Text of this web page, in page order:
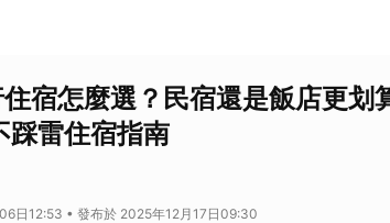
宿怎麼選？民宿還是飯店更划
踩雷住宿指南
日12:53 • 發布於 2025年12月17日09:30